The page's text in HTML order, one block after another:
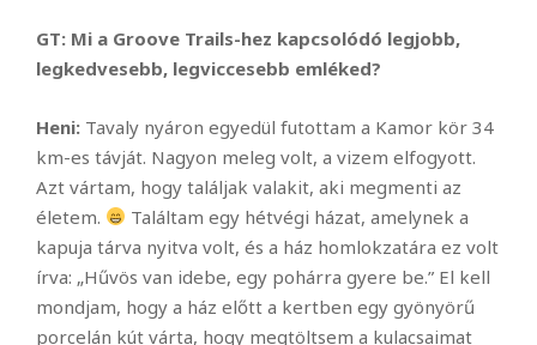
GT: Mi a Groove Trails-hez kapcsolódó legjobb,
legkedvesebb, legviccesebb emléked?
Heni: Tavaly nyáron egyedül futottam a Kamor kör 34
km-es távját. Nagyon meleg volt, a vizem elfogyott.
Azt vártam, hogy találjak valakit, aki megmenti az
életem.
Találtam egy hétvégi házat, amelynek a
kapuja tárva nyitva volt, és a ház homlokzatára ez volt
írva: „Hűvös van idebe, egy pohárra gyere be.” El kell
mondjam, hogy a ház előtt a kertben egy gyönyörű
porcelán kút várta, hogy megtöltsem a kulacsaimat